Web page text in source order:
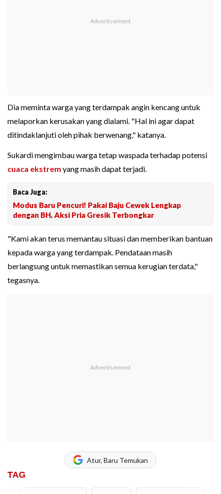
Dia meminta warga yang terdampak angin kencang untuk
melaporkan kerusakan yang dialami. "Hal ini agar dapat
ditindaklanjuti oleh pihak berwenang," katanya.
Sukardi mengimbau warga tetap waspada terhadap potensi
cuaca ekstrem yang masih dapat terjadi.
Baca Juga:
Modus Baru Pencuri! Pakai Baju Cewek Lengkap
dengan BH, Aksi Pria Gresik Terbongkar
"Kami akan terus memantau situasi dan memberikan bantuan
kepada warga yang terdampak. Pendataan masih
berlangsung untuk memastikan semua kerugian terdata,"
tegasnya.
Atur, Baru Temukan
TAG